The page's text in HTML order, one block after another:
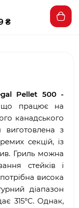
₴
Pellet 500 -
що працює на
канадського
з
секцій, із
Гриль можна
стейків і
висока
діапазон
315°C. Однак,